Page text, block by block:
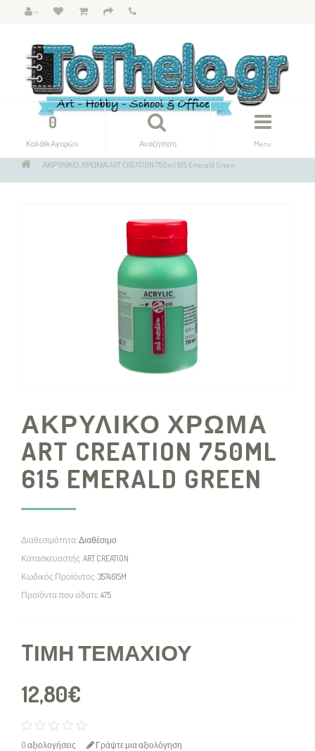
Menu
Αναζήτηση
0
Καλάθι Αγορών
ΑΚΡΥΛΙΚΟ ΧΡΩΜΑ ART CREATION 750ml 615 Emerald Green
ΑΚΡΥΛΙΚΟ ΧΡΩΜΑ
ART CREATION 750ML
615 EMERALD GREEN
Διαθεσιμότητα:Διαθέσιμο
Κατασκευαστής:ART CREATION
Κωδικός Προϊόντος:3574615M
Προϊόντα που είδατε:475
TΙΜΉ ΤΕΜΑΧΊΟΥ
12,80€
0 αξιολογήσεις Γράψτε μια αξιολόγηση